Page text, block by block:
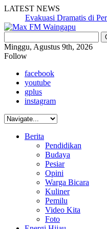
LATEST NEWS
Evakuasi Dramatis di
Minggu, Agustus 9th, 2026
Follow
facebook
youtube
gplus
instagram
Berita
Pendidikan
Budaya
Pesiar
Opini
Warga Bicara
Kuliner
Pemilu
Video Kita
Foto